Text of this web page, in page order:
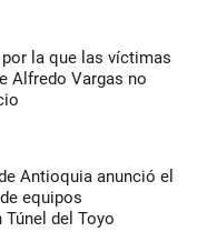
la que las víctimas
Alfredo Vargas no
Antioquia anunció el
equipos
del Toyo